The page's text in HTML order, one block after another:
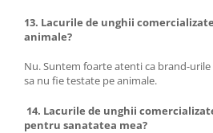
13. Lacurile de unghii
animale?
Nu. Suntem foarte atenti ca brand-urile
sa nu fie testate pe animale.
14. Lacurile de unghii
pentru sanatatea mea?